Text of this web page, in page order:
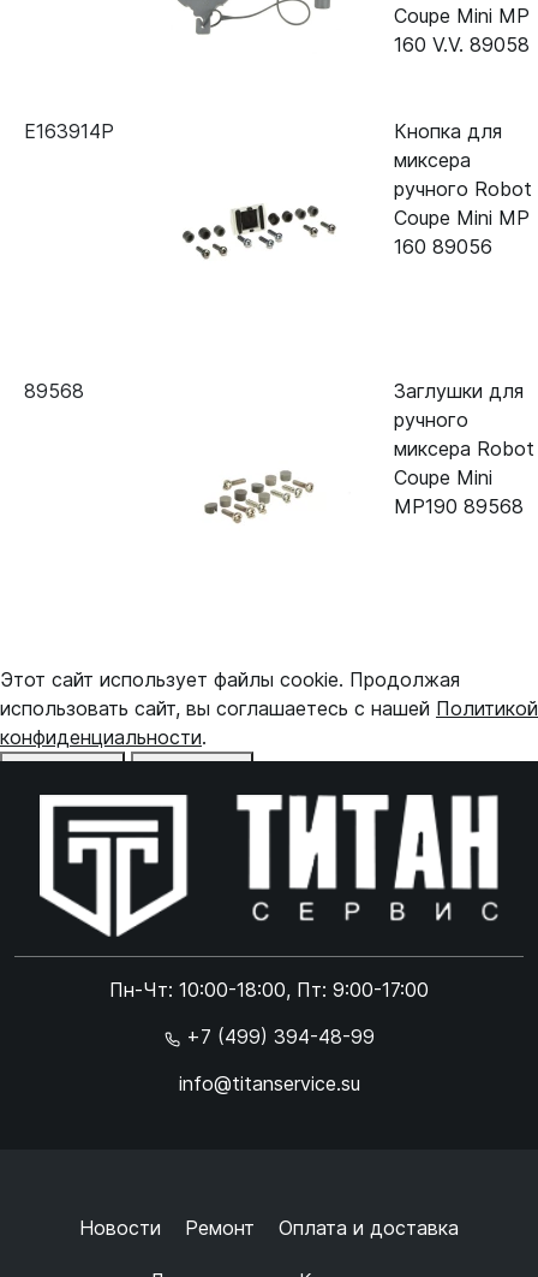
Coupe Mini MP
160 V.V. 89058
E163914P
Кнопка для
миксера
ручного Robot
Coupe Mini MP
160 89056
89568
Заглушки для
ручного
миксера Robot
Coupe Mini
MP190 89568
Пн-Чт: 10:00-18:00, Пт: 9:00-17:00
+7 (499) 394-48-99
info@titanservice.su
Новости Ремонт Оплата и доставка
Этот сайт использует файлы cookie. Продолжая
использовать сайт, вы соглашаетесь с нашей Политикой
конфиденциальности.
Online чат
Online чат